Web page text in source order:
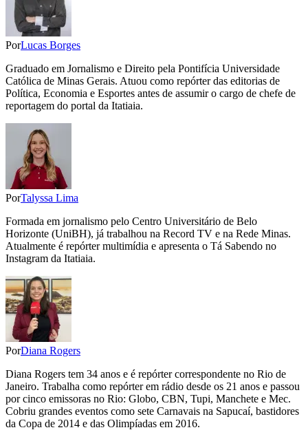
PorLucas Borges
Graduado em Jornalismo e Direito pela Pontifícia Universidade
Católica de Minas Gerais. Atuou como repórter das editorias de
Política, Economia e Esportes antes de assumir o cargo de chefe de
reportagem do portal da Itatiaia.
PorTalyssa Lima
Formada em jornalismo pelo Centro Universitário de Belo
Horizonte (UniBH), já trabalhou na Record TV e na Rede Minas.
Atualmente é repórter multimídia e apresenta o Tá Sabendo no
Instagram da Itatiaia.
PorDiana Rogers
Diana Rogers tem 34 anos e é repórter correspondente no Rio de
Janeiro. Trabalha como repórter em rádio desde os 21 anos e passou
por cinco emissoras no Rio: Globo, CBN, Tupi, Manchete e Mec.
Cobriu grandes eventos como sete Carnavais na Sapucaí, bastidores
da Copa de 2014 e das Olimpíadas em 2016.